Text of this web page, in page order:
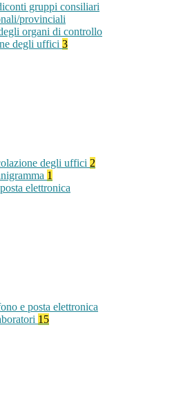
gruppi consiliari
provinciali
organi di controllo
degli uffici 3
degli uffici 2
1
elettronica
e posta elettronica
15